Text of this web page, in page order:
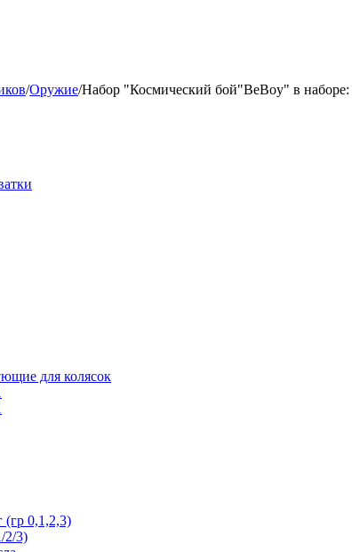
/Оружие/Набор "Космический бой"BeBoy" в наборе:
для колясок
(гр 0,1,2,3)
2/3)